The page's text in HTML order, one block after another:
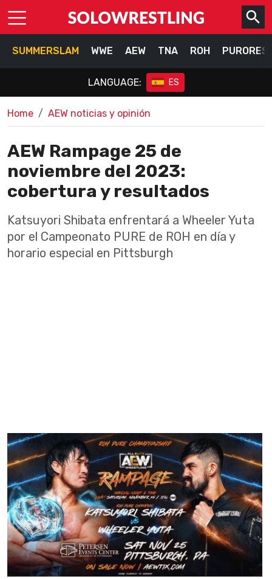
SUMMERSLAM WWE AEW TNA ROH
LANGUAGE: ES
Home AEW noticias y opinión
AEW Rampage 25 de
noviembre del 2023:
cobertura y resultados
Katsuyori Shibata enfrentará a Wheeler Yuta
por el Campeonato PURE de ROH en día y
horario especial en Pittsburgh